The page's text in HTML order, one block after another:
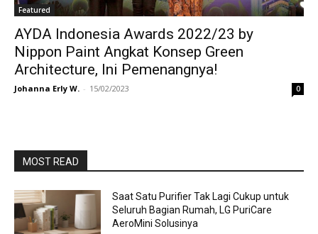
Featured
AYDA Indonesia Awards 2022/23 by
Nippon Paint Angkat Konsep Green
Architecture, Ini Pemenangnya!
Johanna Erly W. - 15/02/2023 0
MOST READ
Saat Satu Purifier Tak Lagi Cukup untuk
Seluruh Bagian Rumah, LG PuriCare
AeroMini Solusinya